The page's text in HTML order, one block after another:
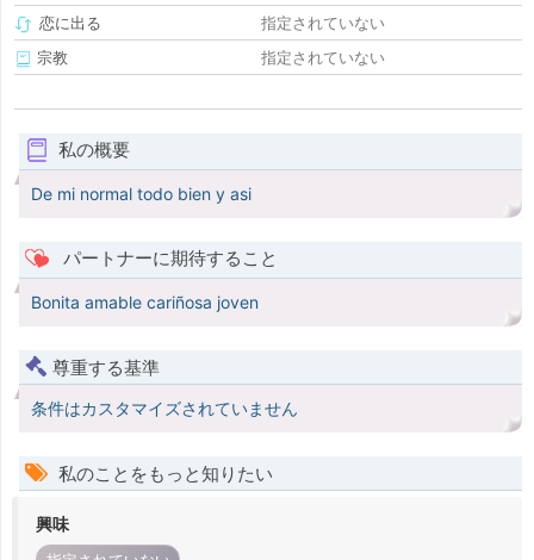
恋に出る
指定されていない
宗教
指定されていない
私の概要
De mi normal todo bien y asi
パートナーに期待すること
Bonita amable cariñosa joven
尊重する基準
条件はカスタマイズされていません
私のことをもっと知りたい
興味